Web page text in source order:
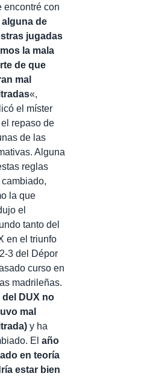
encontré con
alguna de
jugadas
la mala
de que
mal
«,
el míster
repaso de
de las
Alguna
reglas
cambiado,
la que
el
tanto del
en el triunfo
3 del Dépor
curso en
madrileñas.
del DUX no
mal
y ha
El año
en teoría
estar bien